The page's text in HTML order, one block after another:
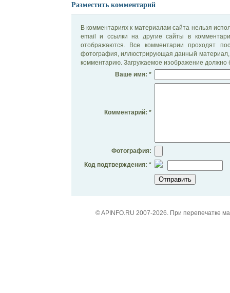
Разместить комментарий
В комментариях к материалам сайта нельзя
email и ссылки на другие сайты в
отображаются. Все комментарии проходят
фотография, иллюстрирующая данный материал,
комментарию. Загружаемое изображение должно
Ваше имя: *
Комментарий: *
Фотография:
Код подтверждения: *
© APINFO.RU 2007-2026. При перепечатке